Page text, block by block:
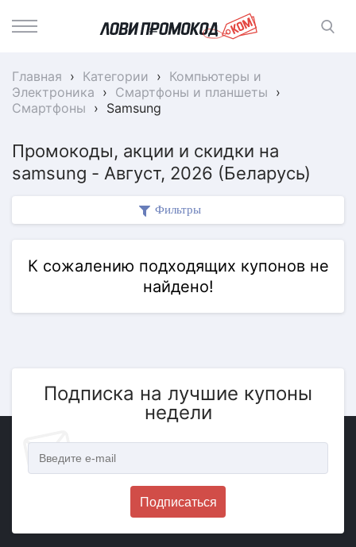
Главная › Категории › Компьютеры и
Электроника › Смартфоны и планшеты ›
Смартфоны › Samsung
Промокоды, акции и скидки на
samsung - Август, 2026 (Беларусь)
Фильтры
К сожалению подходящих купонов не
найдено!
Подписка на лучшие купоны
недели
Подписаться